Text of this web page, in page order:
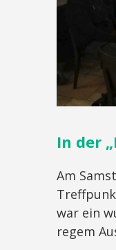
In der
Am
war ein
regem